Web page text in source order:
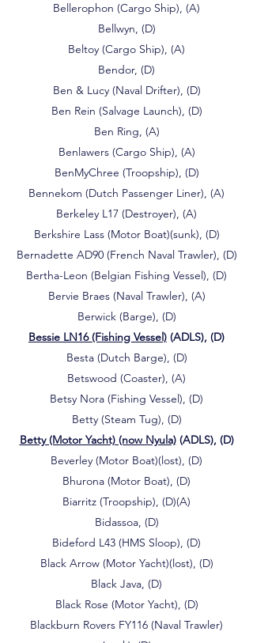
Bellerophon (Cargo Ship), (A)
Bellwyn, (D)
Beltoy (Cargo Ship), (A)
Bendor, (D)
Ben & Lucy (Naval Drifter), (D)
Ben Rein (Salvage Launch), (D)
Ben Ring, (A)
Benlawers (Cargo Ship), (A)
BenMyChree (Troopship), (D)
Bennekom (Dutch Passenger Liner), (A)
Berkeley L17 (Destroyer), (A)
Berkshire Lass (Motor Boat)(sunk), (D)
Bernadette AD90 (French Naval Trawler), (D)
Bertha-Leon (Belgian Fishing Vessel), (D)
Bervie Braes (Naval Trawler), (A)
Berwick (Barge), (D)
Bessie LN16 (Fishing Vessel) (ADLS), (D)
Besta (Dutch Barge), (D)
Betswood (Coaster), (A)
Betsy Nora (Fishing Vessel), (D)
Betty (Steam Tug), (D)
Betty (Motor Yacht) (now Nyula)(ADLS), (D)
Beverley (Motor Boat)(lost), (D)
Bhurona (Motor Boat), (D)
Biarritz (Troopship), (D)(A)
Bidassoa, (D)
Bideford L43 (HMS Sloop), (D)
Black Arrow (Motor Yacht)(lost), (D)
Black Java, (D)
Black Rose (Motor Yacht), (D)
Blackburn Rovers FY116 (Naval Trawler)